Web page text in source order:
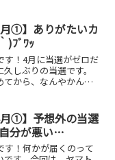
月①】ありがたいカ
)ﾌﾞﾜｯ
す！4月に当選がゼロだ
しぶりの当選です。
てから、なんやかんや
しいです(´；ω；｀)ﾌﾞﾜ
月①】予想外の当選
分が悪い…
す！何かが届くのって